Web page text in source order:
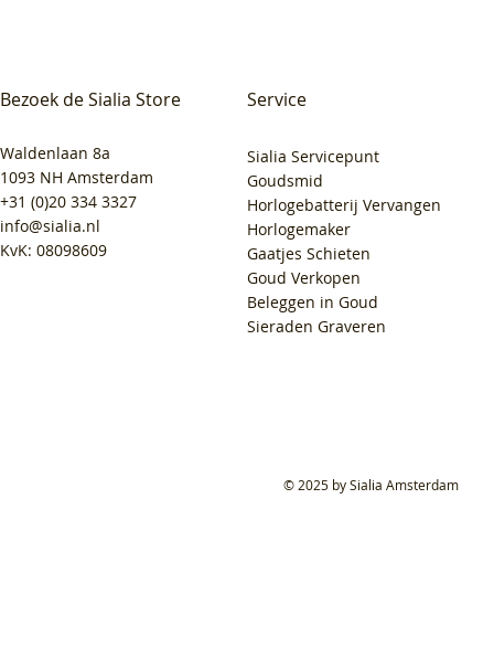
Bezoek de Sialia Store
Waldenlaan 8a
1093 NH Amsterdam
+31 (0)20 334 3327
info@sialia.nl
KvK: 08098609
Service
Sialia Servicepunt
Goudsmid
Horlogebatterij Vervangen
Horlogemaker
Gaatjes Schieten
Goud Verkopen
Beleggen in Goud
Sieraden Graveren
© 2025 by Sialia Amsterdam